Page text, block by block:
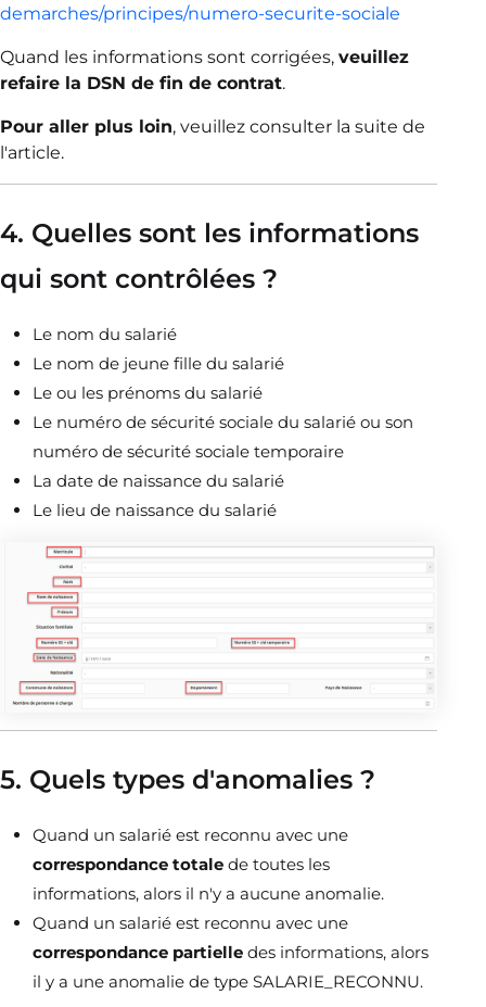
demarches/principes/numero-securite-sociale
Quand les informations sont corrigées, veuillez
refaire la DSN de fin de contrat.
Pour aller plus loin, veuillez consulter la suite de
l'article.
4. Quelles sont les informations
qui sont contrôlées ?
Le nom du salarié
Le nom de jeune fille du salarié
Le ou les prénoms du salarié
Le numéro de sécurité sociale du salarié ou son
numéro de sécurité sociale temporaire
La date de naissance du salarié
Le lieu de naissance du salarié
5. Quels types d'anomalies ?
Quand un salarié est reconnu avec une
correspondance totale de toutes les
informations, alors il n'y a aucune anomalie.
Quand un salarié est reconnu avec une
correspondance partielle des informations, alors
il y a une anomalie de type SALARIE_RECONNU.